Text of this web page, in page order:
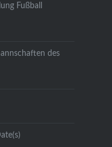
Fußball
des